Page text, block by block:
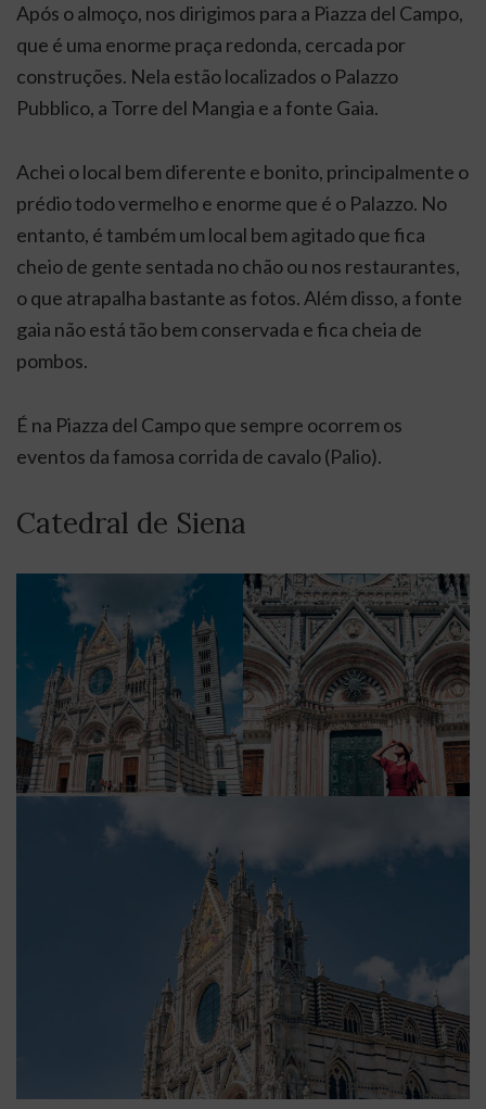
Após o almoço, nos dirigimos para a Piazza del Campo,
que é uma enorme praça redonda, cercada por
construções. Nela estão localizados o Palazzo
Pubblico, a Torre del Mangia e a fonte Gaia.
Achei o local bem diferente e bonito, principalmente o
prédio todo vermelho e enorme que é o Palazzo. No
entanto, é também um local bem agitado que fica
cheio de gente sentada no chão ou nos restaurantes,
o que atrapalha bastante as fotos. Além disso, a fonte
gaia não está tão bem conservada e fica cheia de
pombos.
É na Piazza del Campo que sempre ocorrem os
eventos da famosa corrida de cavalo (Palio).
Catedral de Siena